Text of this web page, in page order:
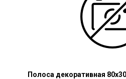
Полоса декоративная